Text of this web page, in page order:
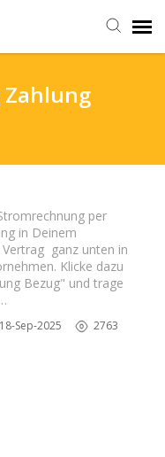
per
in Deinem
ganz unten in
Klicke dazu
Bezug" und trage
18-Sep-2025 2763